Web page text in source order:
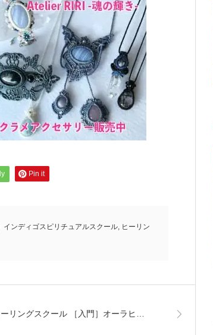
Pin it
インディゴスピリチュアルスクール, ヒーリン
リングスクール ［入門］オーラヒ…